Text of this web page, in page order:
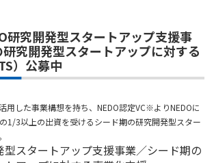
研究開発型スタートアップ支援事
究開発型スタートアップに対する
）公募中
用した事業構想を持ち、NEDO認定VC※よりNEDOに
1/3以上の出資を受けるシード期の研究開発型スター
型スタートアップ支援事業／シード期の